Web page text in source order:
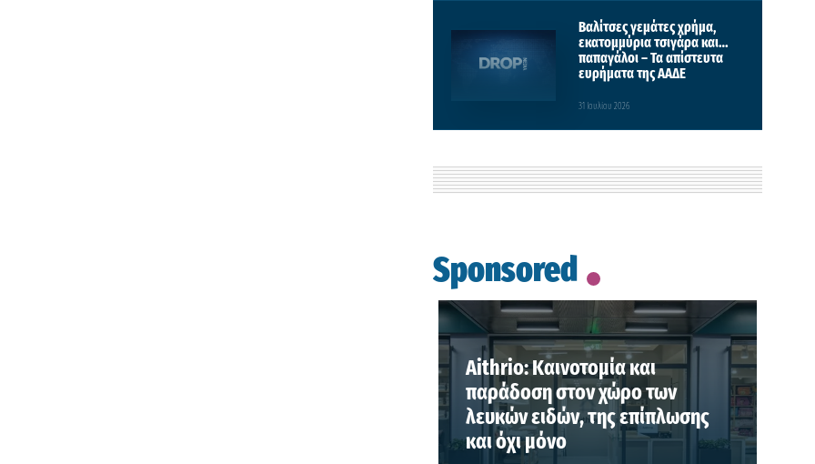
Βαλίτσες γεμάτες χρήμα,
εκατομμύρια τσιγάρα και…
παπαγάλοι – Τα απίστευτα
ευρήματα της ΑΑΔΕ
31 Ιουλίου 2026
Sponsored
Aithrio: Καινοτομία και
παράδοση στον χώρο των
λευκών ειδών, της επίπλωσης
και όχι μόνο